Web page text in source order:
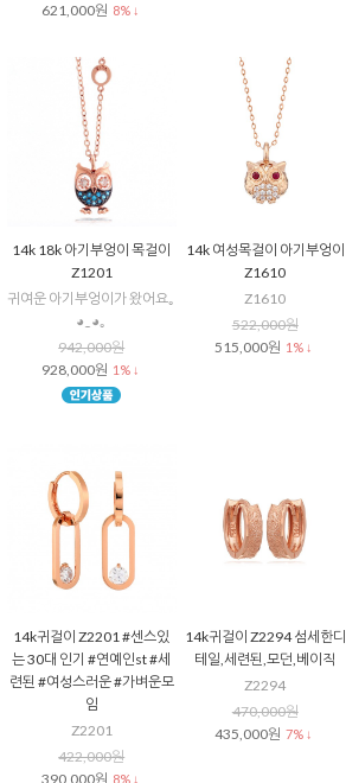
621,000원 8% ↓
14k 18k 아기부엉이 목걸이
Z1201
귀여운 아기부엉이가 왔어요｡
◕‿◕｡
942,000원
928,000원 1% ↓
14k 여성목걸이 아기부엉이
Z1610
Z1610
522,000원
515,000원 1% ↓
14k귀걸이 Z2201 #센스있
는 30대 인기 #연예인st #세
련된 #여성스러운 #가벼운모
임
Z2201
422,000원
390,000원 8% ↓
14k귀걸이 Z2294 섬세한디
테일,세련된,모던,베이직
Z2294
470,000원
435,000원 7% ↓